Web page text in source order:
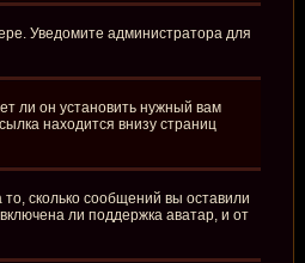
Уведомите администратора для
ли он установить нужный вам
находится внизу страниц
сколько сообщений вы оставили
ли поддержка аватар, и от